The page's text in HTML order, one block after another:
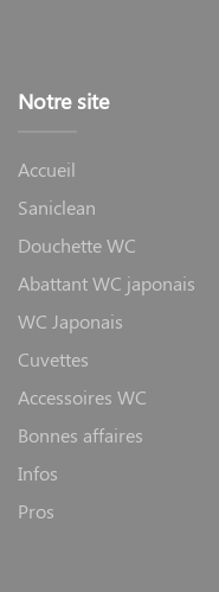
Notre site
Accueil
Saniclean
Douchette WC
Abattant WC japonais
WC Japonais
Cuvettes
Accessoires WC
Bonnes affaires
Infos
Pros